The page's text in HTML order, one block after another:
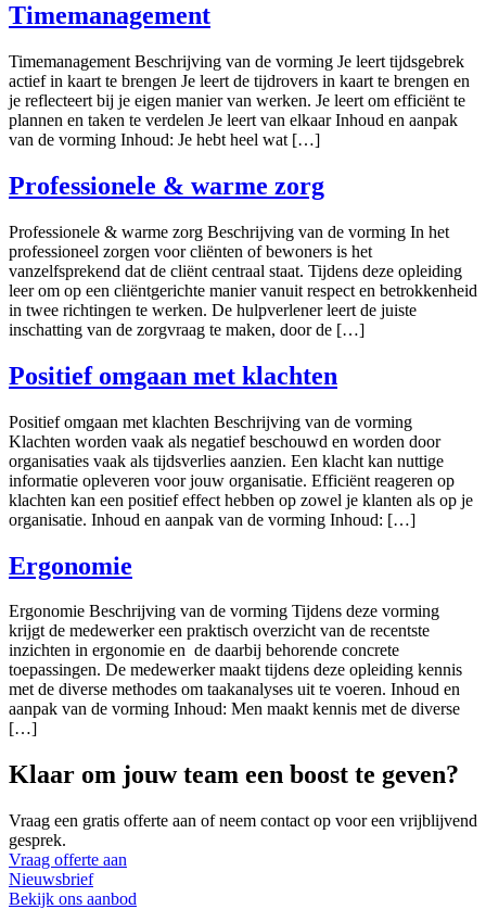
Timemanagement
Timemanagement Beschrijving van de vorming Je leert tijdsgebrek
actief in kaart te brengen Je leert de tijdrovers in kaart te brengen en
je reflecteert bij je eigen manier van werken. Je leert om efficiënt te
plannen en taken te verdelen Je leert van elkaar Inhoud en aanpak
van de vorming Inhoud: Je hebt heel wat […]
Professionele & warme zorg
Professionele & warme zorg Beschrijving van de vorming In het
professioneel zorgen voor cliënten of bewoners is het
vanzelfsprekend dat de cliënt centraal staat. Tijdens deze opleiding
leer om op een cliëntgerichte manier vanuit respect en betrokkenheid
in twee richtingen te werken. De hulpverlener leert de juiste
inschatting van de zorgvraag te maken, door de […]
Positief omgaan met klachten
Positief omgaan met klachten Beschrijving van de vorming
Klachten worden vaak als negatief beschouwd en worden door
organisaties vaak als tijdsverlies aanzien. Een klacht kan nuttige
informatie opleveren voor jouw organisatie. Efficiënt reageren op
klachten kan een positief effect hebben op zowel je klanten als op je
organisatie. Inhoud en aanpak van de vorming Inhoud: […]
Ergonomie
Ergonomie Beschrijving van de vorming Tijdens deze vorming
krijgt de medewerker een praktisch overzicht van de recentste
inzichten in ergonomie en de daarbij behorende concrete
toepassingen. De medewerker maakt tijdens deze opleiding kennis
met de diverse methodes om taakanalyses uit te voeren. Inhoud en
aanpak van de vorming Inhoud: Men maakt kennis met de diverse
[…]
Klaar om jouw team een boost te geven?
Vraag een gratis offerte aan of neem contact op voor een vrijblijvend
gesprek.
Vraag offerte aan
Nieuwsbrief
Bekijk ons aanbod